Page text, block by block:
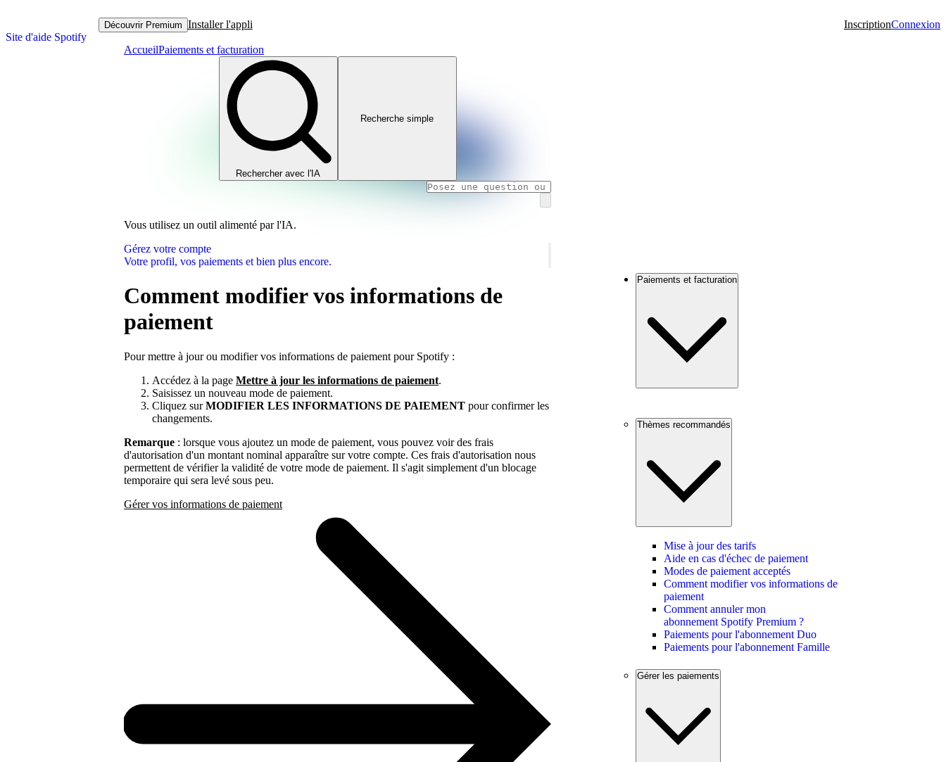
Site d'aide Spotify
Découvrir Premium Installer l'appli InscriptionConnexion
AccueilPaiements et facturation
Rechercher avec l'IA
Recherche simple
Vous utilisez un outil alimenté par l'IA.
Gérez votre compte
Votre profil, vos paiements et bien plus encore.
Comment modifier vos informations de
paiement
Pour mettre à jour ou modifier vos informations de paiement pour Spotify :
Accédez à la page Mettre à jour les informations de paiement.
Saisissez un nouveau mode de paiement.
Cliquez surMODIFIER LES INFORMATIONS DE PAIEMENT pour confirmer les
changements.
Remarque : lorsque vous ajoutez un mode de paiement, vous pouvez voir des frais
d'autorisation d'un montant nominal apparaître sur votre compte. Ces frais d'autorisation nous
permettent de vérifier la validité de votre mode de paiement. Il s'agit simplement d'un blocage
temporaire qui sera levé sous peu.
Gérer vos informations de paiement
Paiements et facturation
Thèmes recommandés
Mise à jour des tarifs
Aide en cas d'échec de paiement
Modes de paiement acceptés
Comment modifier vos informations de
paiement
Comment annuler mon
abonnement Spotify Premium ?
Paiements pour l'abonnement Duo
Paiements pour l'abonnement Famille
Gérer les paiements